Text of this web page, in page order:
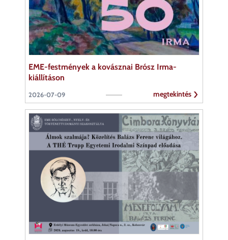
EME-festmények a kovásznai Brósz Irma-
kiállításon
2026-07-09 megtekintés